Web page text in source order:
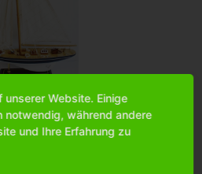
mehr Informationen über das
Website. Einige
notwendig, während andere
und Ihre Erfahrung zu